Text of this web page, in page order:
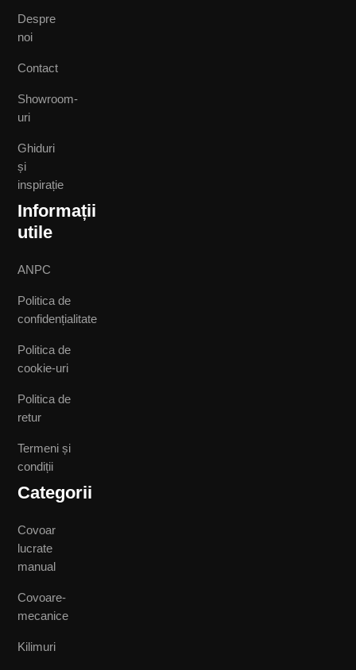
Despre
noi
Contact
Showroom-
uri
Ghiduri
și
inspirație
Informații
utile
ANPC
Politica de
confidențialitate
Politica de
cookie-uri
Politica de
retur
Termeni și
condiții
Categorii
Covoar
lucrate
manual
Covoare-
mecanice
Kilimuri